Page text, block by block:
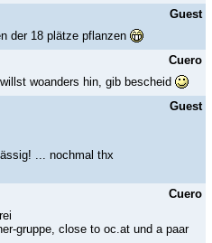
Guest
der 18 plätze pflanzen
Cuero
woanders hin, gib bescheid
Guest
... nochmal thx
Cuero
gruppe, close to oc.at und a paar